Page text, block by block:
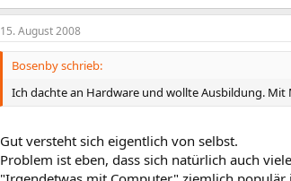
15. August 2008
Bosenby schrieb:
Ich dachte an Hardware und wollte Ausbildung.
Gut versteht sich eigentlich von selbst.
Problem ist eben, dass sich natürlich auch